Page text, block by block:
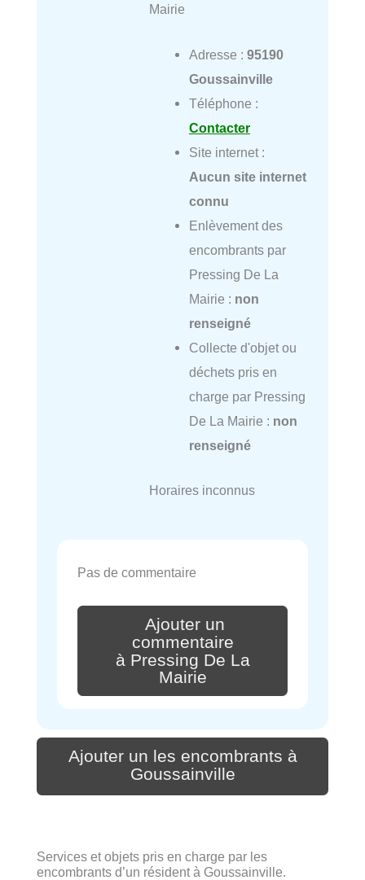
Mairie
Adresse : 95190
Goussainville
Téléphone :
Contacter
Site internet :
Aucun site internet
connu
Enlèvement des
encombrants par
Pressing De La
Mairie : non
renseigné
Collecte d'objet ou
déchets pris en
charge par Pressing
De La Mairie : non
renseigné
Horaires inconnus
Pas de commentaire
Ajouter un
commentaire
à Pressing De La
Mairie
Ajouter un les encombrants à
Goussainville
Services et objets pris en charge par les
encombrants d’un résident à Goussainville.